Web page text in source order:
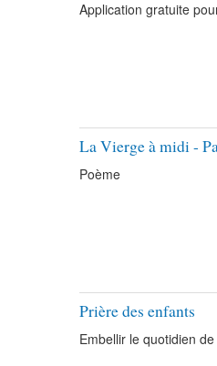
Application gratuite
La Vierge à midi -
Poème
Prière des enfants
Embellir le quotidien